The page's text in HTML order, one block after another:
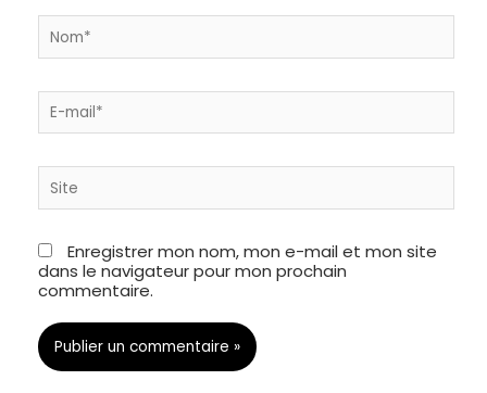
Nom*
E-
mail*
Site
Enregistrer mon nom, mon e-mail et mon site
dans le navigateur pour mon prochain
commentaire.